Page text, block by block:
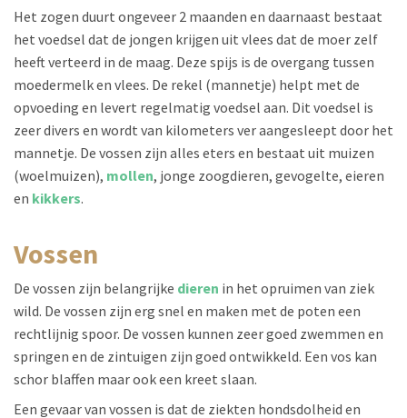
Het zogen duurt ongeveer 2 maanden en daarnaast bestaat
het voedsel dat de jongen krijgen uit vlees dat de moer zelf
heeft verteerd in de maag. Deze spijs is de overgang tussen
moedermelk en vlees. De rekel (mannetje) helpt met de
opvoeding en levert regelmatig voedsel aan. Dit voedsel is
zeer divers en wordt van kilometers ver aangesleept door het
mannetje. De vossen zijn alles eters en bestaat uit muizen
(woelmuizen), mollen, jonge zoogdieren, gevogelte, eieren
en kikkers.
vossen
De vossen zijn belangrijke dieren in het opruimen van ziek
wild. De vossen zijn erg snel en maken met de poten een
rechtlijnig spoor. De vossen kunnen zeer goed zwemmen en
springen en de zintuigen zijn goed ontwikkeld. Een vos kan
schor blaffen maar ook een kreet slaan.
Een gevaar van vossen is dat de ziekten hondsdolheid en